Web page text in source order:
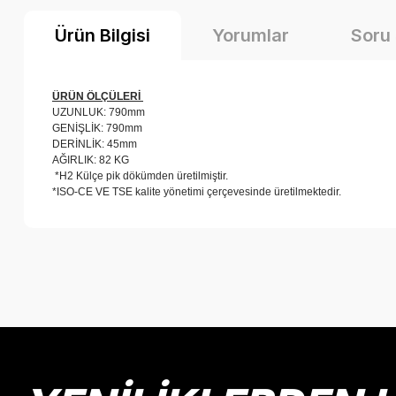
Ürün Bilgisi Yorumlar Soru
ÜRÜN ÖLÇÜLERİ
UZUNLUK: 790mm
GENİŞLİK: 790mm
DERİNLİK: 45mm
AĞIRLIK: 82 KG
*H2 Külçe pik dökümden üretilmiştir.
*ISO-CE VE TSE kalite yönetimi çerçevesinde üretilmektedir.
Ürün resmi kalitesiz, bozuk veya görüntülenemiyor.